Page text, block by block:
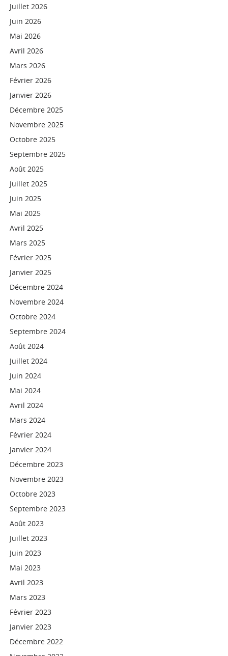
Juillet 2026
Juin 2026
Mai 2026
Avril 2026
Mars 2026
Février 2026
Janvier 2026
Décembre 2025
Novembre 2025
Octobre 2025
Septembre 2025
Août 2025
Juillet 2025
Juin 2025
Mai 2025
Avril 2025
Mars 2025
Février 2025
Janvier 2025
Décembre 2024
Novembre 2024
Octobre 2024
Septembre 2024
Août 2024
Juillet 2024
Juin 2024
Mai 2024
Avril 2024
Mars 2024
Février 2024
Janvier 2024
Décembre 2023
Novembre 2023
Octobre 2023
Septembre 2023
Août 2023
Juillet 2023
Juin 2023
Mai 2023
Avril 2023
Mars 2023
Février 2023
Janvier 2023
Décembre 2022